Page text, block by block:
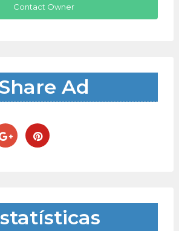
Contact Owner
Ad